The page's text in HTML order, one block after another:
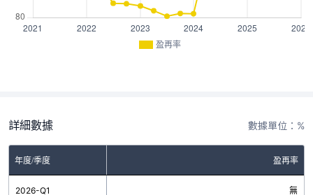
盈再率
詳細數據 數據單位：%
年度/季度 盈再率
2026-Q1 無